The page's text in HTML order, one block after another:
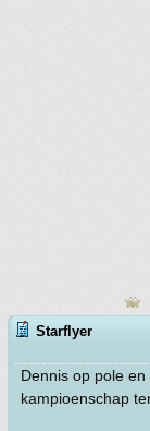
Starflyer
Dennis op pole
kampioenschap